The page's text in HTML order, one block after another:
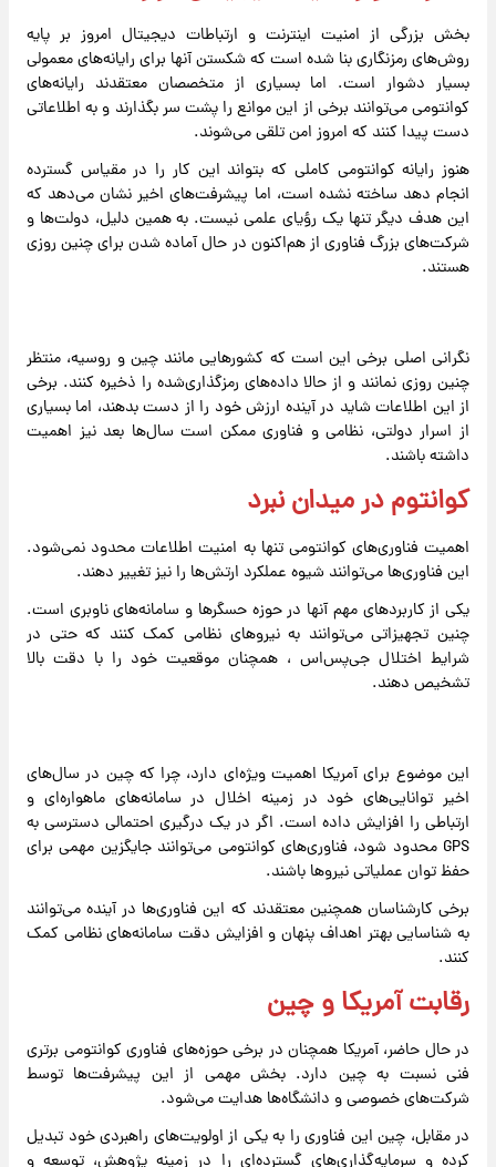
بخش بزرگی از امنیت اینترنت و ارتباطات دیجیتال امروز بر پایه
روش‌های رمزنگاری بنا شده است که شکستن آنها برای رایانه‌های معمولی
بسیار دشوار است. اما بسیاری از متخصصان معتقدند رایانه‌های
کوانتومی می‌توانند برخی از این موانع را پشت سر بگذارند و به اطلاعاتی
دست پیدا کنند که امروز امن تلقی می‌شوند.
هنوز رایانه کوانتومی کاملی که بتواند این کار را در مقیاس گسترده
انجام دهد ساخته نشده است، اما پیشرفت‌های اخیر نشان می‌دهد که
این هدف دیگر تنها یک رؤیای علمی نیست. به همین دلیل، دولت‌ها و
شرکت‌های بزرگ فناوری از هم‌اکنون در حال آماده شدن برای چنین روزی
هستند.
نگرانی اصلی برخی این است که کشورهایی مانند چین و روسیه، منتظر
چنین روزی نمانند و از حالا داده‌های رمزگذاری‌شده را ذخیره ‌کنند. برخی
از این اطلاعات شاید در آینده ارزش خود را از دست بدهند، اما بسیاری
از اسرار دولتی، نظامی و فناوری ممکن است سال‌ها بعد نیز اهمیت
داشته باشند.
کوانتوم در میدان نبرد
اهمیت فناوری‌های کوانتومی تنها به امنیت اطلاعات محدود نمی‌شود.
این فناوری‌ها می‌توانند شیوه عملکرد ارتش‌ها را نیز تغییر دهند.
یکی از کاربردهای مهم آنها در حوزه حسگرها و سامانه‌های ناوبری است.
چنین تجهیزاتی می‌توانند به نیروهای نظامی کمک کنند که حتی در
شرایط اختلال جی‌پس‌اس ، همچنان موقعیت خود را با دقت بالا
تشخیص دهند.
این موضوع برای آمریکا اهمیت ویژه‌ای دارد، چرا که چین در سال‌های
اخیر توانایی‌های خود در زمینه اخلال در سامانه‌های ماهواره‌ای و
ارتباطی را افزایش داده است. اگر در یک درگیری احتمالی دسترسی به
GPS محدود شود، فناوری‌های کوانتومی می‌توانند جایگزین مهمی برای
حفظ توان عملیاتی نیروها باشند.
برخی کارشناسان همچنین معتقدند که این فناوری‌ها در آینده می‌توانند
به شناسایی بهتر اهداف پنهان و افزایش دقت سامانه‌های نظامی کمک
کنند.
رقابت آمریکا و چین
در حال حاضر، آمریکا همچنان در برخی حوزه‌های فناوری کوانتومی برتری
فنی نسبت به چین دارد. بخش مهمی از این پیشرفت‌ها توسط
شرکت‌های خصوصی و دانشگاه‌ها هدایت می‌شود.
در مقابل، چین این فناوری را به یکی از اولویت‌های راهبردی خود تبدیل
کرده و سرمایه‌گذاری‌های گسترده‌ای را در زمینه پژوهش، توسعه و